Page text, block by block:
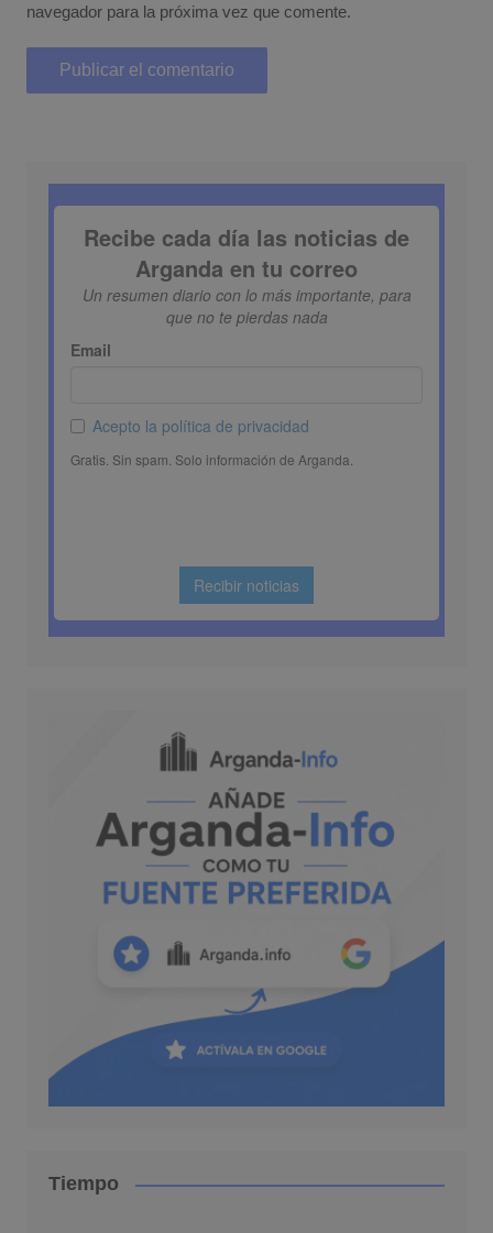
navegador para la próxima vez que comente.
Tiempo